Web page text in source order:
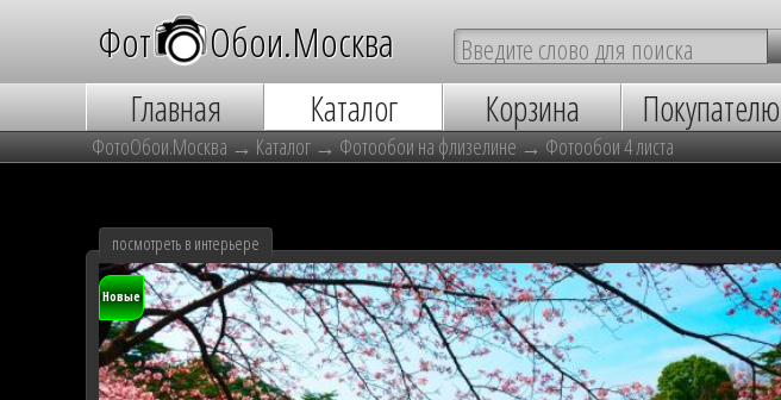
Фот о Обои.Москва
Главная Каталог Корзина Покупателю
ФотоОбои.Москва→Каталог→Фотообои на флизелине→Фотообои 4 листа
посмотреть в интерьере
Новые